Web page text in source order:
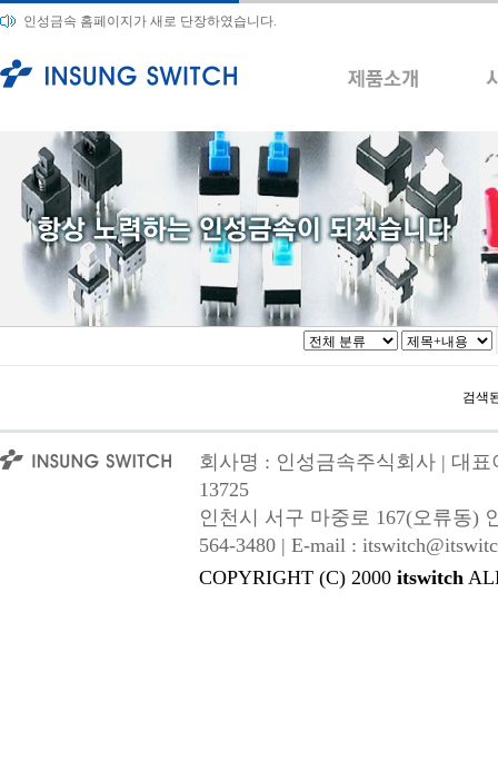
인성금속 홈페이지가 새로 단장하였습니다.
검색
회사명 : 인성금속주식회사 | 대
13725
인천시 서구 마중로 167(오류동)
564-3480 | E-mail :
COPYRIGHT (C) 2000 itswitch